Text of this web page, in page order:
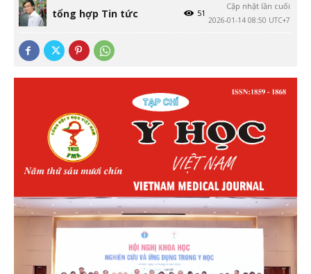
tổng hợp Tin tức
Cập nhật lần cuối
2026-01-14 08:50 UTC+7
51